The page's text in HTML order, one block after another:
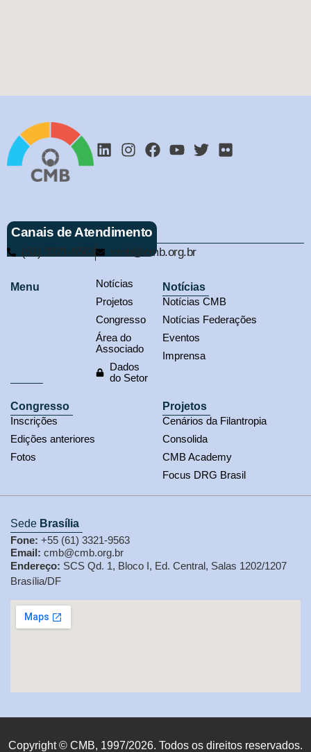
Canais de Atendimento
(61) 3321-9563 cmb@cmb.org.br
Menu
Notícias
Projetos
Congresso
Área do
Associado
Dados
do Setor
Notícias
Notícias CMB
Notícias Federações
Eventos
Imprensa
Congresso
Inscrições
Edições anteriores
Fotos
Projetos
Cenários da Filantropia
Consolida
CMB Academy
Focus DRG Brasil
Sede Brasília
Fone: +55 (61) 3321-9563
Email: cmb@cmb.org.br
Endereço: SCS Qd. 1, Bloco I, Ed. Central, Salas 1202/1207
Brasília/DF
Copyright © CMB, 1997/2026. Todos os direitos reservados.